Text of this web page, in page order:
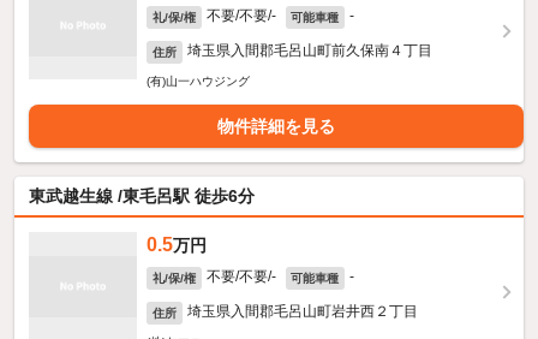
礼/保/権 不要/不要/- 可能車種 -
住所 埼玉県入間郡毛呂山町前久保南４丁目
(有)山一ハウジング
物件詳細を見る
東武越生線 /東毛呂駅 徒歩6分
0.5万円
礼/保/権 不要/不要/- 可能車種 -
住所 埼玉県入間郡毛呂山町岩井西２丁目